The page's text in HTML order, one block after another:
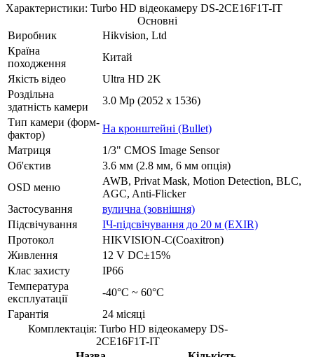
Характеристики: Turbo HD відеокамеру DS-2CE16F1T-IT
Основні
Виробник
Hikvision, Ltd
Країна
походження
Китай
Якість відео
Ultra HD 2K
Роздільна
здатність камери
3.0 Mp (2052 x 1536)
Тип камери (форм-
фактор)
На кронштейні (Bullet)
Матриця
1/3" CMOS Image Sensor
Об'єктив
3.6 мм (2.8 мм, 6 мм опція)
OSD меню
AWB, Privat Mask, Motion Detection, BLC,
AGC, Anti-Flicker
Застосування
вулична (зовнішня)
Підсвічування
ІЧ-підсвічування до 20 м (EXIR)
Протокол
HIKVISION-C(Coaxitron)
Живлення
12 V DC±15%
Клас захисту
IP66
Температура
експлуатації
-40°C ~ 60°C
Гарантія
24 місяці
Комплектація: Turbo HD відеокамеру DS-
2CE16F1T-IT